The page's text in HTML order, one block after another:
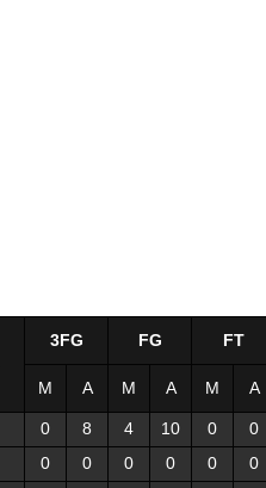
3FG FG FT
M A M A M A
0 8 4 10 0
0
0 0 0 0 0
0